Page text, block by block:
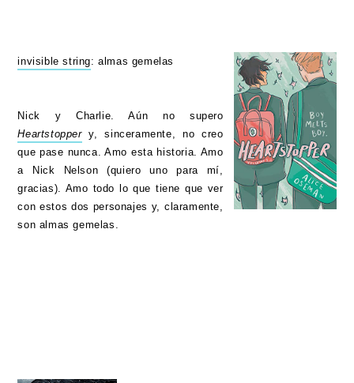
invisible string: almas gemelas
Nick y Charlie. Aún no supero
Heartstoppery, sinceramente, no creo
que pase nunca. Amo esta historia. Amo
a Nick Nelson (quiero uno para mí,
gracias). Amo todo lo que tiene que ver
con estos dos personajes y, claramente,
son almas gemelas.